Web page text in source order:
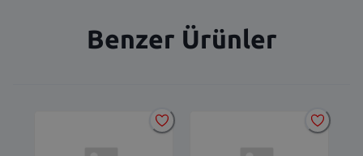
Benzer Ürünler